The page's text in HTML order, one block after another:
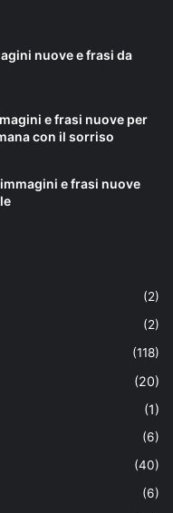
nuove e frasi da
e frasi nuove per
con il sorriso
e frasi nuove
(2)
(2)
(118)
(20)
(1)
(6)
(40)
(6)